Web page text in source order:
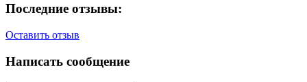
Последние отзывы:
Оставить отзыв
Написать сообщение